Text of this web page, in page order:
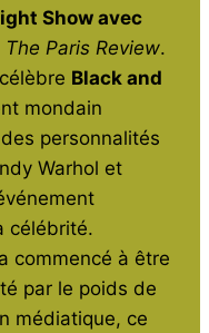
Show avec
The Paris Review.
Black and
mondain
personnalités
Warhol et
célébrité.
commencé à être
par le poids de
médiatique, ce